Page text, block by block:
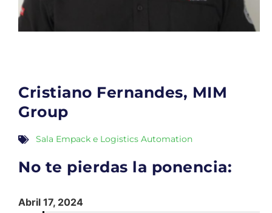
Cristiano Fernandes, MIM
Group
Sala Empack e Logistics Automation
No te pierdas la ponencia:
Abril 17, 2024